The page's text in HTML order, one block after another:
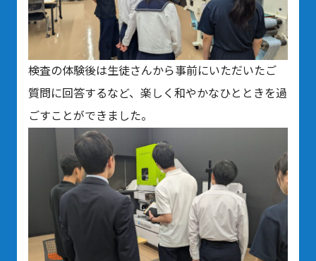
検査の体験後は生徒さんから事前にいただいたご
質問に回答するなど、楽しく和やかなひとときを過
ごすことができました。